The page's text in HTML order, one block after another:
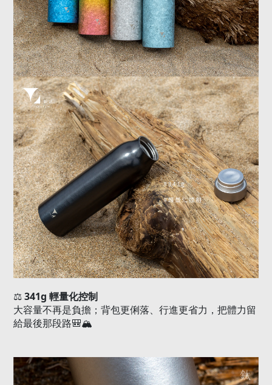
⚖️ 341g 輕量化控制
大容量不再是負擔；背包更俐落、行進更省力，把體力留
給最後那段路🎒🏔️